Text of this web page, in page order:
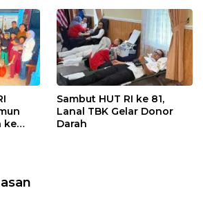
ke
Sambut HUT RI ke 81,
Lanal TBK Gelar Donor
Darah